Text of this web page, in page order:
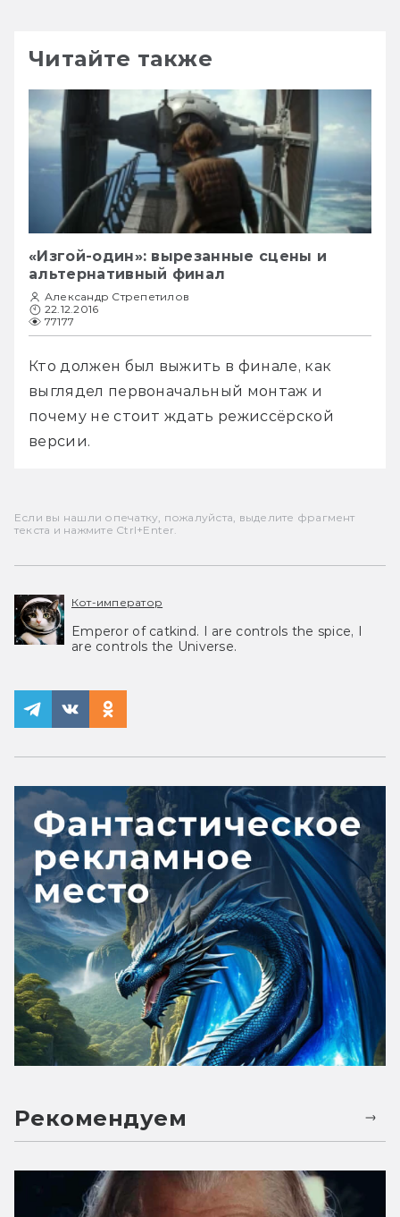
Читайте также
«Изгой-один»: вырезанные сцены и
альтернативный финал
Александр Стрепетилов
22.12.2016
77177
Кто должен был выжить в финале, как
выглядел первоначальный монтаж и
почему не стоит ждать режиссёрской
версии.
Если вы нашли опечатку, пожалуйста, выделите фрагмент
текста и нажмите Ctrl+Enter.
Кот-император
Emperor of catkind. I are controls the spice, I
are controls the Universe.
Рекомендуем